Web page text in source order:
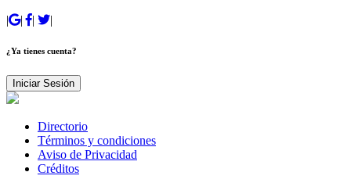
| | | |
¿Ya tienes cuenta?
Iniciar Sesión
Directorio
Términos y condiciones
Aviso de Privacidad
Créditos